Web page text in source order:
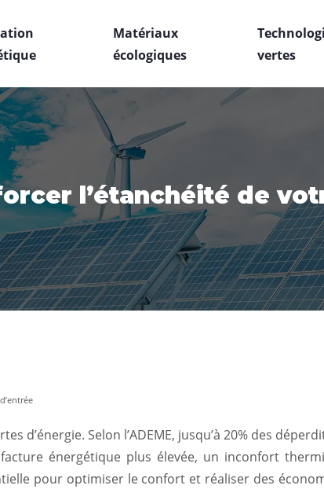
Matériaux
écologiques
vertes
l’étanchéité de
d’énergie. Selon l’ADEME, jusqu’à 20% des
énergétique plus élevée, un inconfort
pour optimiser le confort et réaliser des